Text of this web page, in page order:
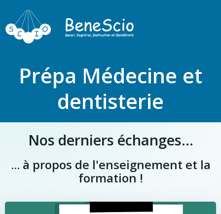
Prépa Médecine et
dentisterie
Nos derniers échanges...
... à propos de l'enseignement et la
formation !